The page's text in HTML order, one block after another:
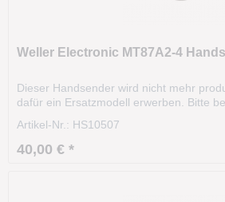
Weller Electronic MT87A2-4
Dieser Handsender wird nicht mehr
dafür ein Ersatzmodell erwerben. Bitte
Funkfernsteuerung komplett
Eigenschaften besitzen kann. Grundlage
Artikel-Nr.: HS10507
40,00 € *